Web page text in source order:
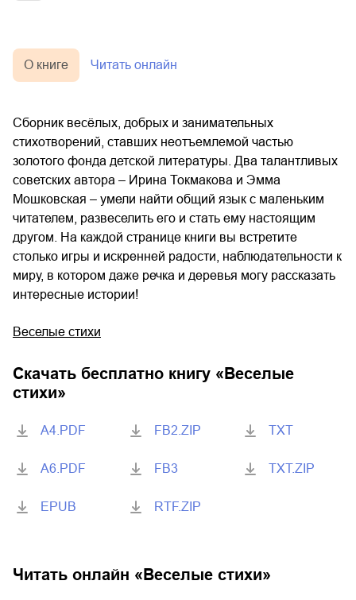
О книге Читать онлайн
Сборник весёлых, добрых и занимательных
стихотворений, ставших неотъемлемой частью
золотого фонда детской литературы. Два талантливых
советских автора – Ирина Токмакова и Эмма
Мошковская – умели найти общий язык с маленьким
читателем, развеселить его и стать ему настоящим
другом. На каждой странице книги вы встретите
столько игры и искренней радости, наблюдательности к
миру, в котором даже речка и деревья могу рассказать
интересные истории!
Веселые стихи
Скачать бесплатно книгу « Веселые
стихи»
A4.PDF
A6.PDF
EPUB
FB2.ZIP
FB3
RTF.ZIP
TXT
TXT.ZIP
Читать онлайн « Веселые стихи»